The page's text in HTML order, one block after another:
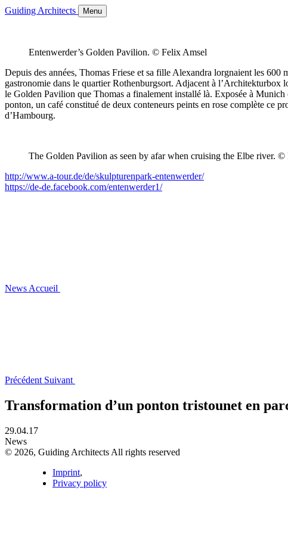
Guiding Architects Menu
Entenwerder’s Golden Pavilion. © Felix Amsel
Depuis des années, Thomas Friese et sa fille Alexandra lorgnaient les
gastronomie dans le quartier Rothenburgsort. Adjacent à
le Golden Pavilion que Thomas a finalement installé là. Exposée à
ponton, un café constitué de deux conteneurs peints en rose complète ce
d’Hambourg.
The Golden Pavilion as seen by afar when cruising the Elbe river. ©
http://www.a-tour.de/de/skulpturenpark-entenwerder/
https://de-de.facebook.com/entenwerder1/
News Accueil
Précédent Suivant
Transformation d’un ponton tristounet en
29.04.17
News
© 2026, Guiding Architects All rights reserved
Imprint,
Privacy policy